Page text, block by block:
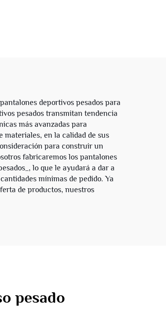
deportivos pesados para
pesados transmitan tendencia
más avanzadas para
materiales, en la calidad de sus
para construir un
fabricaremos los pantalones
lo que le ayudará a dar a
mínimas de pedido. Ya
de productos, nuestros
pesado